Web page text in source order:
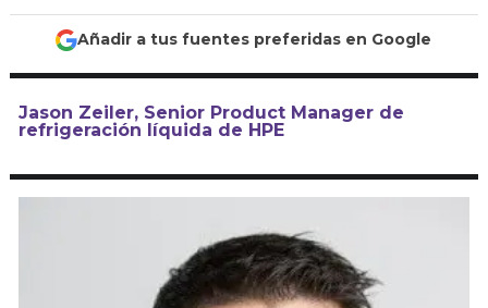
Añadir a tus fuentes preferidas en Google
Jason Zeiler, Senior Product Manager de
refrigeración líquida de HPE